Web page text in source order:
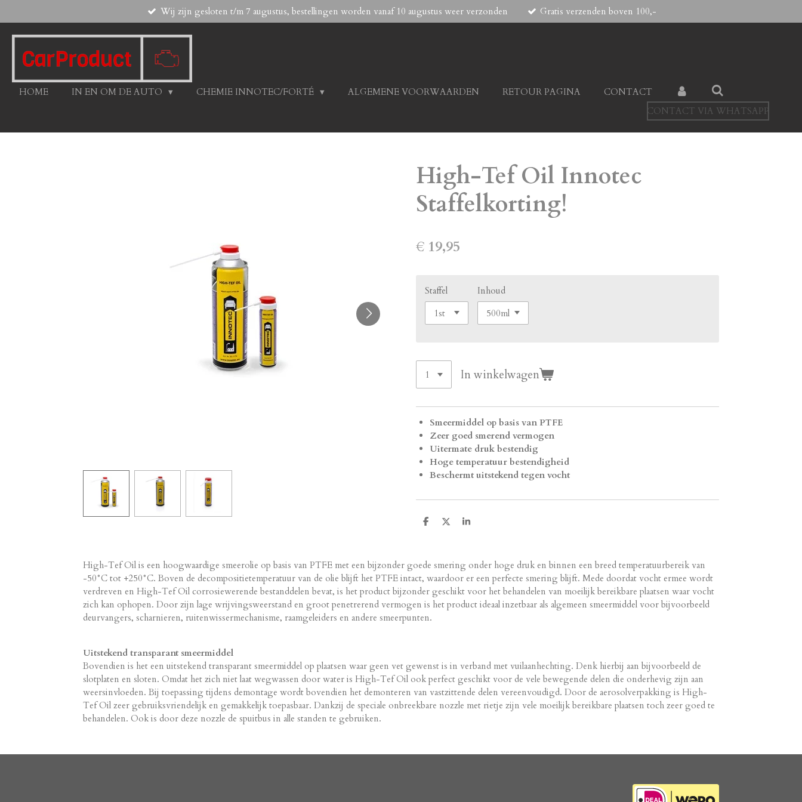
direct
naar
hoofdinhoud
Wij zijn gesloten t/m 7 augustus, bestellingen worden vanaf 10 augustus weer verzonden Gratis verzenden boven 100,-
HOME IN EN OM DE AUTO CHEMIE INNOTEC/FORTÉ ALGEMENE VOORWAARDEN RETOUR PAGINA
CONTACT
CONTACT VIA WHATSAPP
High-Tef Oil Innotec
Staffelkorting!
€ 19,95
Staffel Inhoud
In winkelwagen
Smeermiddel op basis van PTFE
Zeer goed smerend vermogen
Uitermate druk bestendig
Hoge temperatuur bestendigheid
Beschermt uitstekend tegen vocht
D
n
D
S
High-Tef Oil is een hoogwaardige smeerolie op basis van PTFE met een bijzonder goede smering onder hoge druk en binnen een breed temperatuurbereik van
-50°C tot +250°C. Boven de decompositietemperatuur van de olie blijft het PTFE intact, waardoor er een perfecte smering blijft. Mede doordat vocht ermee wordt
verdreven en High-Tef Oil corrosiewerende bestanddelen bevat, is het product bijzonder geschikt voor het behandelen van moeilijk bereikbare plaatsen waar vocht
zich kan ophopen. Door zijn lage wrijvingsweerstand en groot penetrerend vermogen is het product ideaal inzetbaar als algemeen smeermiddel voor bijvoorbeeld
deurvangers, scharnieren, ruitenwissermechanisme, raamgeleiders en andere smeerpunten.
Uitstekend transparant smeermiddel
Bovendien is het een uitstekend transparant smeermiddel op plaatsen waar geen vet gewenst is in verband met vuilaanhechting. Denk hierbij aan bijvoorbeeld de
slotplaten en sloten. Omdat het zich niet laat wegwassen door water is High-Tef Oil ook perfect geschikt voor de vele bewegende delen die onderhevig zijn aan
weersinvloeden. Bij toepassing tijdens demontage wordt bovendien het demonteren van vastzittende delen vereenvoudigd. Door de aerosolverpakking is High-
Tef Oil zeer gebruiksvriendelijk en gemakkelijk toepasbaar. Dankzij de speciale onbreekbare nozzle met rietje zijn vele moeilijk bereikbare plaatsen toch zeer goed te
behandelen. Ook is door deze nozzle de spuitbus in alle standen te gebruiken.